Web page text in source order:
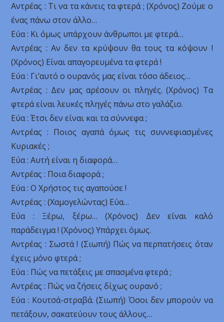
Αντρέας : Τι να τα κάνεις τα φτερά ; (Χρόνος) Ζούμε ο
ένας πάνω στον άλλο…
Εύα : Κι όμως υπάρχουν άνθρωποι με φτερά…
Αντρέας : Αν δεν τα κρύψουν θα τους τα κόψουν !
(Χρόνος) Είναι απαγορευμένα τα φτερά !
Εύα : Γι’αυτό ο ουρανός μας είναι τόσο άδειος…
Αντρέας : Δεν μας αρέσουν οι πληγές. (Χρόνος) Τα
φτερά είναι λευκές πληγές πάνω στο γαλάζιο.
Εύα : Έτσι δεν είναι και τα σύννεφα ;
Αντρέας : Ποιος αγαπά όμως τις συννεφιασμένες
Κυριακές ;
Εύα : Αυτή είναι η διαφορά…
Αντρέας : Ποια διαφορά ;
Εύα : Ο Χρήστος τις αγαπούσε !
Αντρέας : (Χαμογελώντας) Εύα…
Εύα : Ξέρω, ξέρω… (Χρόνος) Δεν είναι καλό
παράδειγμα ! (Χρόνος) Υπάρχει όμως.
Αντρέας : Σωστά ! (Σιωπή) Πώς να περπατήσεις όταν
έχεις μόνο φτερά ;
Εύα : Πώς να πετάξεις με σπασμένα φτερά ;
Αντρέας : Πώς να ζήσεις δίχως ουρανό ;
Εύα : Κουτσά-στραβά. (Σιωπή) Όσοι δεν μπορούν να
πετάξουν, σακατεύουν τους άλλους…